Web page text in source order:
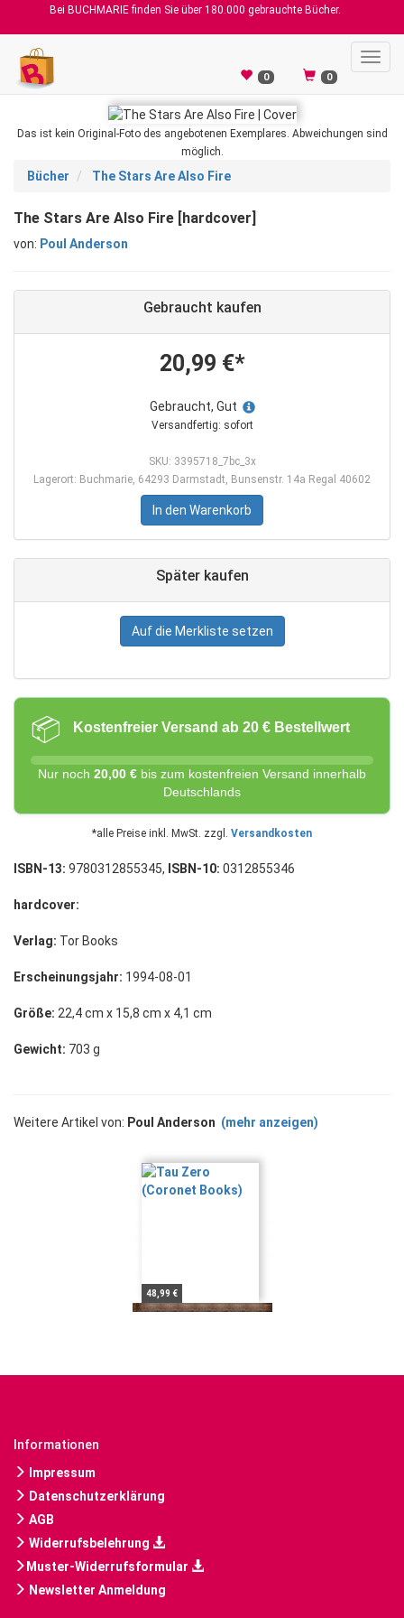
Bei BUCHMARIE finden Sie über 180.000 gebrauchte Bücher.
0 0
Das ist kein Original-Foto des angebotenen Exemplares. Abweichungen sind
möglich.
Bücher The Stars Are Also Fire
The Stars Are Also Fire [hardcover]
von: Poul Anderson
Gebraucht kaufen
20,99 €*
Gebraucht, Gut
Versandfertig: sofort
SKU: 3395718_7bc_3x
Lagerort: Buchmarie, 64293 Darmstadt, Bunsenstr. 14a Regal 40602
In den Warenkorb
Später kaufen
Auf die Merkliste setzen
📦 Kostenfreier Versand ab 20 € Bestellwert
Nur noch 20,00 € bis zum kostenfreien Versand innerhalb
Deutschlands
*alle Preise inkl. MwSt. zzgl. Versandkosten
ISBN-13: 9780312855345, ISBN-10: 0312855346
hardcover:
Verlag: Tor Books
Erscheinungsjahr: 1994-08-01
Größe: 22,4 cm x 15,8 cm x 4,1 cm
Gewicht: 703 g
Weitere Artikel von: Poul Anderson (mehr anzeigen)
48,99 €
Informationen
Impressum
Datenschutzerklärung
AGB
Widerrufsbelehrung
Muster-Widerrufsformular
Newsletter Anmeldung